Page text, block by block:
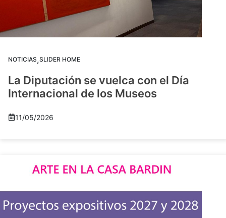
NOTICIAS,SLIDER HOME
La Diputación se vuelca con el Día
Internacional de los Museos
11/05/2026